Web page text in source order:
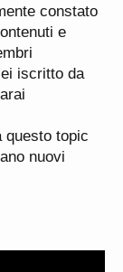
constato
e
iscritto da
questo topic
nuovi